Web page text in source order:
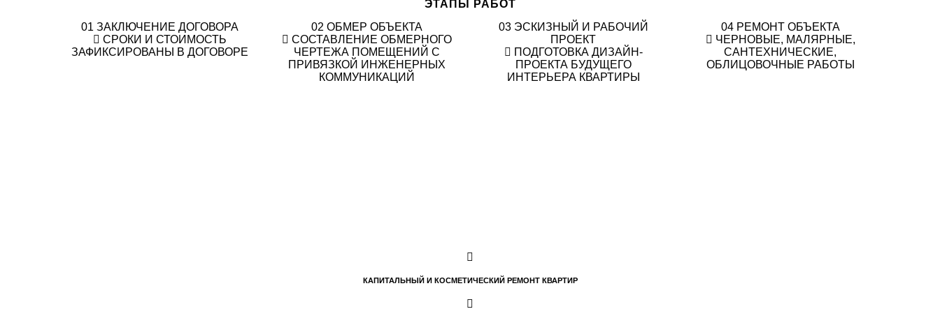
ЭТАПЫ РАБОТ
01 ЗАКЛЮЧЕНИЕ ДОГОВОРА
СРОКИ И СТОИМОСТЬ
ЗАФИКСИРОВАНЫ В ДОГОВОРЕ
02 ОБМЕР ОБЪЕКТА
СОСТАВЛЕНИЕ ОБМЕРНОГО
ЧЕРТЕЖА ПОМЕЩЕНИЙ С
ПРИВЯЗКОЙ ИНЖЕНЕРНЫХ
КОММУНИКАЦИЙ
03 ЭСКИЗНЫЙ И РАБОЧИЙ
ПРОЕКТ
ПОДГОТОВКА ДИЗАЙН-
ПРОЕКТА БУДУЩЕГО
ИНТЕРЬЕРА КВАРТИРЫ
04 РЕМОНТ ОБЪЕКТА
ЧЕРНОВЫЕ, МАЛЯРНЫЕ,
САНТЕХНИЧЕСКИЕ,
ОБЛИЦОВОЧНЫЕ РАБОТЫ
КАПИТАЛЬНЫЙ И КОСМЕТИЧЕСКИЙ РЕМОНТ КВАРТИР